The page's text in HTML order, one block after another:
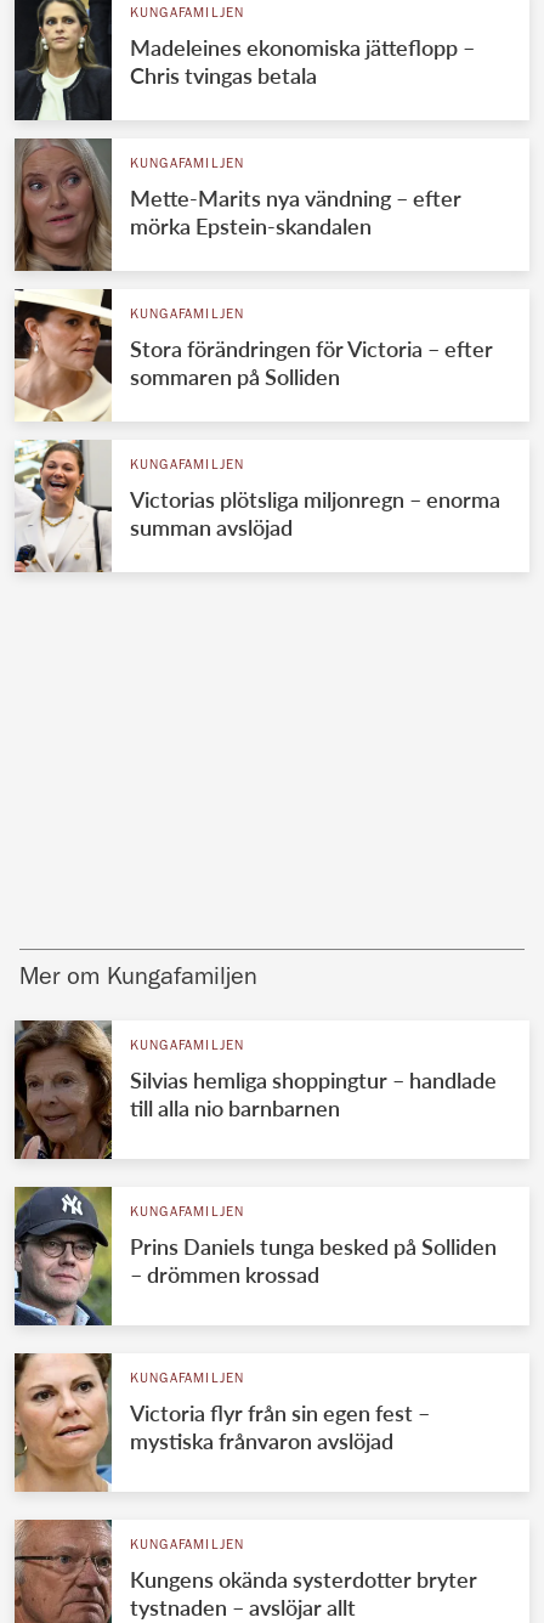
KUNGAFAMILJEN
Madeleines ekonomiska jätteflopp –
Chris tvingas betala
KUNGAFAMILJEN
Mette-Marits nya vändning – efter
mörka Epstein-skandalen
KUNGAFAMILJEN
Stora förändringen för Victoria – efter
sommaren på Solliden
KUNGAFAMILJEN
Victorias plötsliga miljonregn – enorma
summan avslöjad
Mer om Kungafamiljen
KUNGAFAMILJEN
Silvias hemliga shoppingtur – handlade
till alla nio barnbarnen
KUNGAFAMILJEN
Prins Daniels tunga besked på Solliden
– drömmen krossad
KUNGAFAMILJEN
Victoria flyr från sin egen fest –
mystiska frånvaron avslöjad
KUNGAFAMILJEN
Kungens okända systerdotter bryter
tystnaden – avslöjar allt